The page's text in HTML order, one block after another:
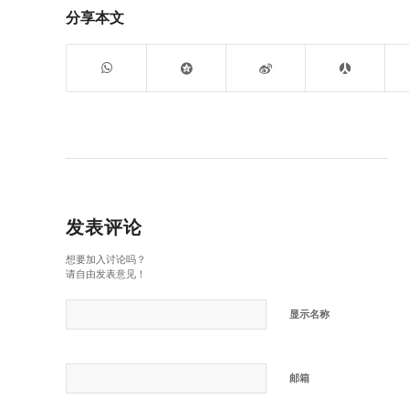
分享本文
发表评论
想要加入讨论吗？
请自由发表意见！
显示名称
邮箱